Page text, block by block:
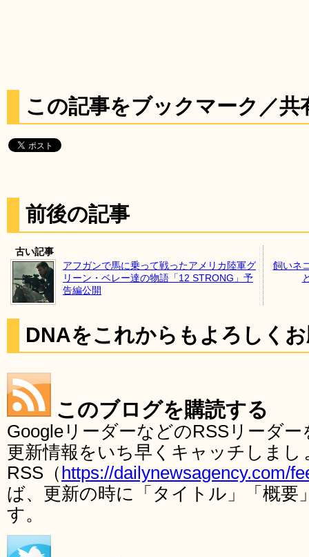
この記事をブックマーク／共
前後の記事
古い記事
アフガンで馬に乗って戦ったアメリカ陸軍グ
リーン・ベレー達の物語「12 STRONG」予
告編公開
飼いネ
DNAをこれからもよろしく
このブログを購読する
GoogleリーダーなどのRSSリーダ
更新情報をいち早くキャッチしま
RSS（ https://dailynewsagency.com/
ば、更新の時に「タイトル」「概要
す。